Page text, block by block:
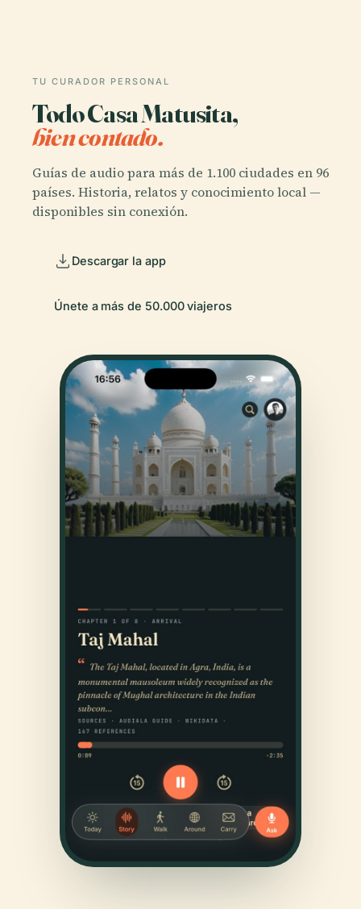
TU CURADOR PERSONAL
Todo Casa Matusita,
bien contado.
Guías de audio para más de 1.100 ciudades en 96
países. Historia, relatos y conocimiento local —
disponibles sin conexión.
Descargar la app
Únete a más de 50.000 viajeros